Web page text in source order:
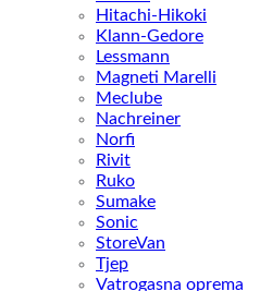
Hitachi-Hikoki
Klann-Gedore
Lessmann
Magneti Marelli
Meclube
Nachreiner
Norfi
Rivit
Ruko
Sumake
Sonic
StoreVan
Tjep
Vatrogasna oprema